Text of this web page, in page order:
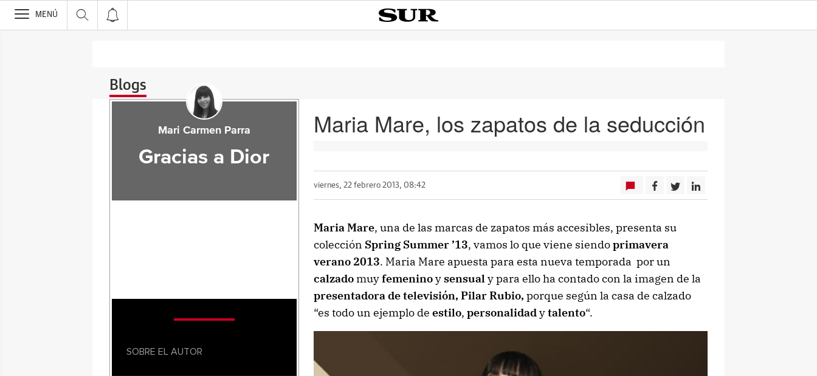
>
MENÚ
Blogs
Maria Mare, los zapatos de la seducción
viernes, 22 febrero 2013, 08:42
Maria Mare, una de las marcas de zapatos más accesibles, presenta su
colección Spring Summer ’13, vamos lo que viene siendoprimavera
verano 2013. Maria Mare apuesta para esta nueva temporada por un
calzadomuyfemeninoysensualy para ello ha contado con la imagen de la
presentadora de televisión, Pilar Rubio, porque según la casa de calzado
“es todo un ejemplo de estilo, personalidadytalento“.
Mari Carmen Parra
Gracias a Dior
SOBRE EL AUTOR